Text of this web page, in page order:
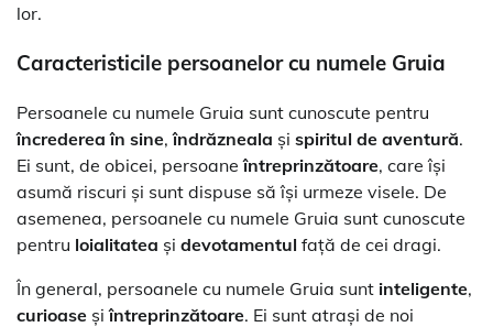
lor.
Caracteristicile persoanelor cu numele Gruia
Persoanele cu numele Gruia sunt cunoscute pentru
încrederea în sine,îndrăzneala și spiritul de aventură.
Ei sunt, de obicei, persoaneîntreprinzătoare, care își
asumă riscuri și sunt dispuse să își urmeze visele. De
asemenea, persoanele cu numele Gruia sunt cunoscute
pentru loialitatea și devotamentul față de cei dragi.
În general, persoanele cu numele Gruia sunt inteligente,
curioase șiîntreprinzătoare. Ei sunt atrași de noi